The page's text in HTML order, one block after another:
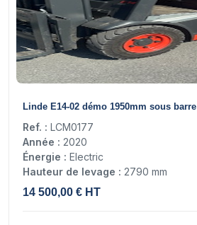
Linde E14-02 démo 1950mm sous barre
Ref. : LCM0177
Année : 2020
Énergie : Electric
Hauteur de levage : 2790 mm
14 500,00 € HT